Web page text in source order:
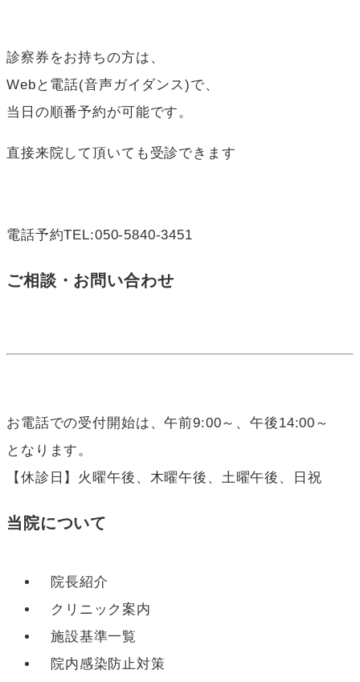
診察券をお持ちの方は、
Webと電話(音声ガイダンス)で、
当日の順番予約が可能です。
直接来院して頂いても受診できます
電話予約TEL:050-5840-3451
ご相談・お問い合わせ
お電話での受付開始は、午前9:00～、午後14:00～
となります。
【休診日】火曜午後、木曜午後、土曜午後、日祝
当院について
院長紹介
クリニック案内
施設基準一覧
院内感染防止対策